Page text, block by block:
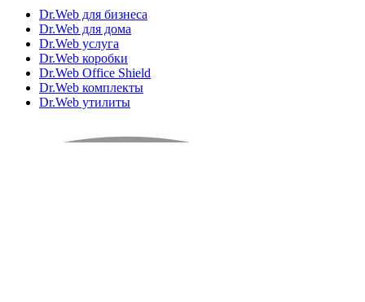
Dr.Web для бизнеса
Dr.Web для дома
Dr.Web услуга
Dr.Web коробки
Dr.Web Office Shield
Dr.Web комплекты
Dr.Web утилиты